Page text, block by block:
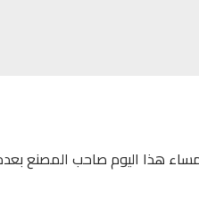
هذا اليوم صاحب المصنع